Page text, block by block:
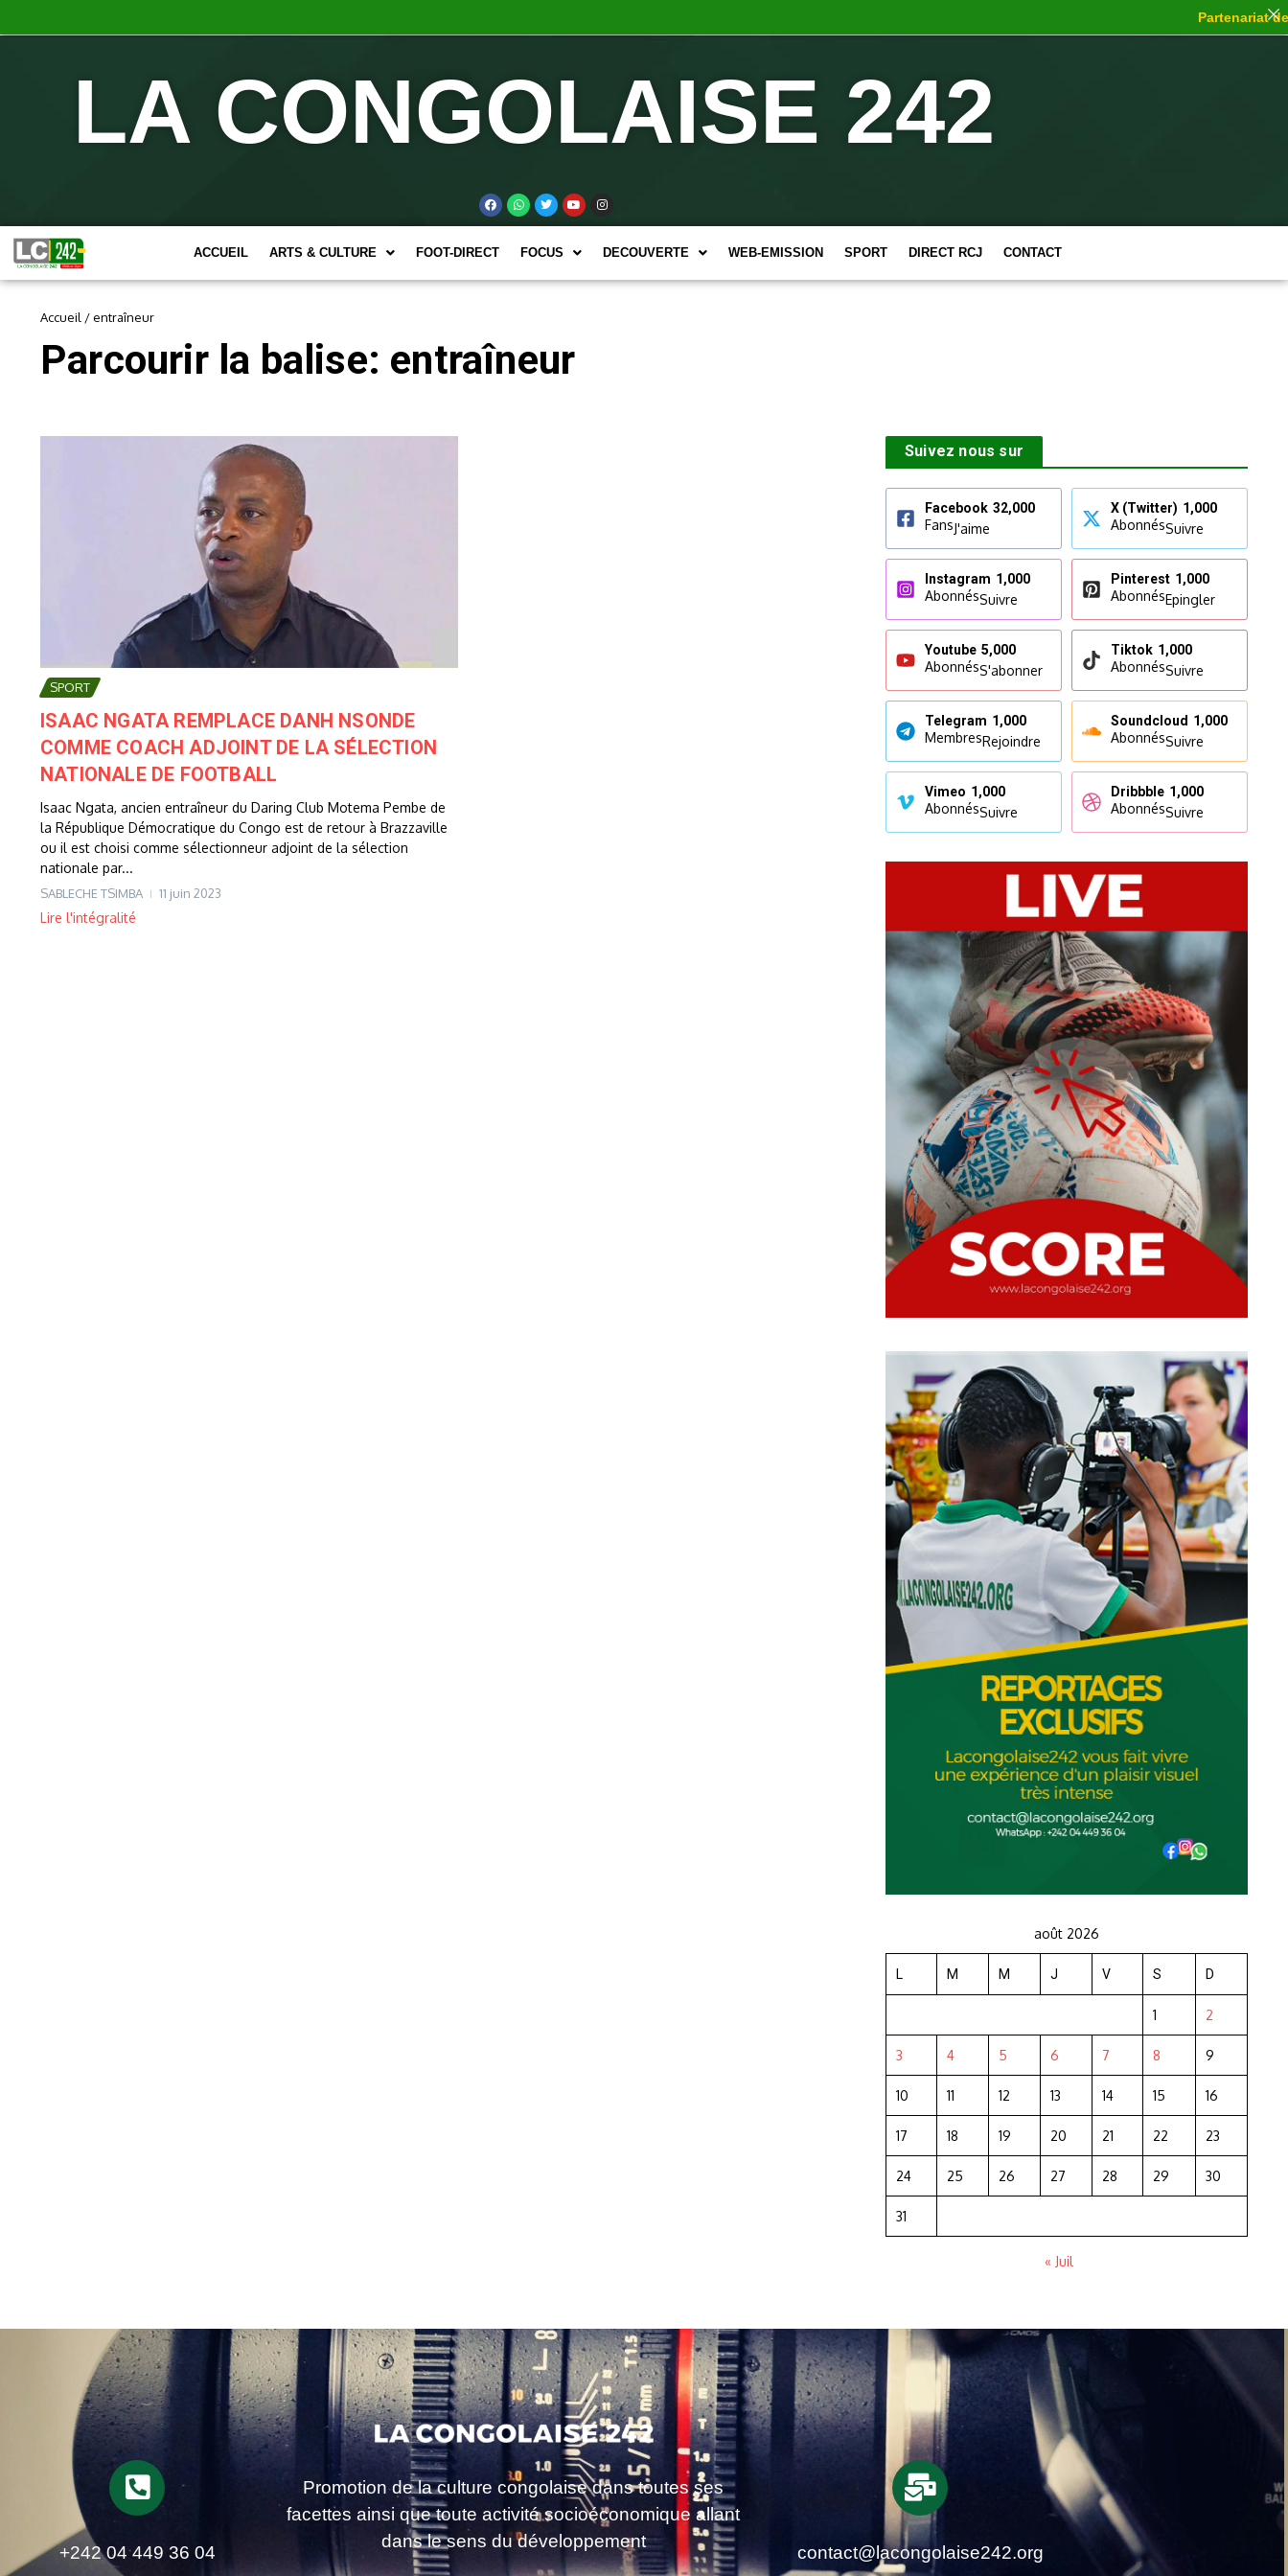
LA CONGOLAISE 242
ACCUEIL ARTS & CULTURE FOOT-DIRECT FOCUS DECOUVERTE WEB-EMISSION SPORT DIRECT RCJ CONTACT
Accueil /entraîneur
Parcourir la balise: entraîneur
SPORT
ISAAC NGATA REMPLACE DANH NSONDE
COMME COACH ADJOINT DE LA SÉLECTION
NATIONALE DE FOOTBALL
Isaac Ngata, ancien entraîneur du Daring Club Motema Pembe de
la République Démocratique du Congo est de retour à Brazzaville
ou il est choisi comme sélectionneur adjoint de la sélection
nationale par...
SABLECHE TSIMBA 11 juin 2023
Lire l'intégralité
Suivez nous sur
Facebook 32,000
FansJ'aime
X (Twitter) 1,000
AbonnésSuivre
Instagram 1,000
AbonnésSuivre
Pinterest 1,000
AbonnésEpingler
Youtube 5,000
AbonnésS'abonner
Tiktok 1,000
AbonnésSuivre
Telegram 1,000
MembresRejoindre
Soundcloud 1,000
AbonnésSuivre
Vimeo 1,000
AbonnésSuivre
Dribbble 1,000
AbonnésSuivre
août 2026
L M M J V S D
1 2
3 4 5 6 7 8 9
10 11 12 13 14 15 16
17 18 19 20 21 22 23
24 25 26 27 28 29 30
31
« Juil
+242 04 449 36 04
Promotion de la culture congolaise dans toutes ses
facettes ainsi que toute activité socioéconomique allant
dans le sens du développement
contact@lacongolaise242.org
Partenariat de